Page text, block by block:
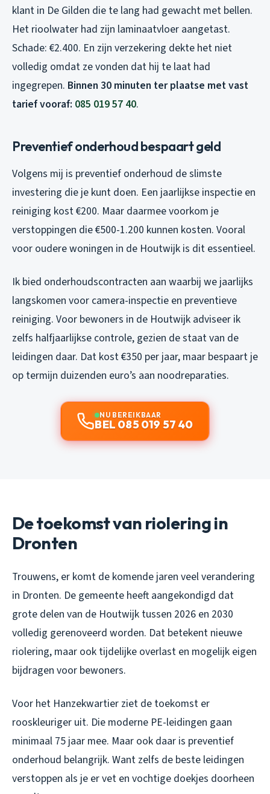
klant in De Gilden die te lang had gewacht met bellen.
Het rioolwater had zijn laminaatvloer aangetast.
Schade: €2.400. En zijn verzekering dekte het niet
volledig omdat ze vonden dat hij te laat had
ingegrepen. Binnen 30 minuten ter plaatse met vast
tarief vooraf: 085 019 57 40.
Preventief onderhoud bespaart geld
Volgens mij is preventief onderhoud de slimste
investering die je kunt doen. Een jaarlijkse inspectie en
reiniging kost €200. Maar daarmee voorkom je
verstoppingen die €500-1.200 kunnen kosten. Vooral
voor oudere woningen in de Houtwijk is dit essentieel.
Ik bied onderhoudscontracten aan waarbij we jaarlijks
langskomen voor camera-inspectie en preventieve
reiniging. Voor bewoners in de Houtwijk adviseer ik
zelfs halfjaarlijkse controle, gezien de staat van de
leidingen daar. Dat kost €350 per jaar, maar bespaart je
op termijn duizenden euro’s aan noodreparaties.
NU BEREIKBAAR
BEL 085 019 57 40
De toekomst van riolering in
Dronten
Trouwens, er komt de komende jaren veel verandering
in Dronten. De gemeente heeft aangekondigd dat
grote delen van de Houtwijk tussen 2026 en 2030
volledig gerenoveerd worden. Dat betekent nieuwe
riolering, maar ook tijdelijke overlast en mogelijk eigen
bijdragen voor bewoners.
Voor het Hanzekwartier ziet de toekomst er
rooskleuriger uit. Die moderne PE-leidingen gaan
minimaal 75 jaar mee. Maar ook daar is preventief
onderhoud belangrijk. Want zelfs de beste leidingen
verstoppen als je er vet en vochtige doekjes doorheen